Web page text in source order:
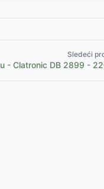
Sledeći
- Clatronic DB 2899 -